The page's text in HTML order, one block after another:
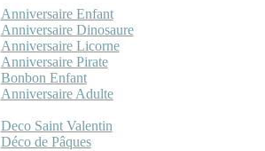
Anniversaire Enfant
Anniversaire Dinosaure
Anniversaire Licorne
Anniversaire Pirate
Bonbon Enfant
Anniversaire Adulte
Deco Saint Valentin
Déco de Pâques